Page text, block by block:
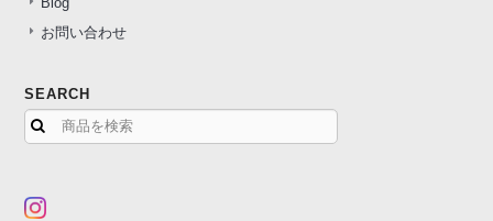
お問い合わせ
SEARCH